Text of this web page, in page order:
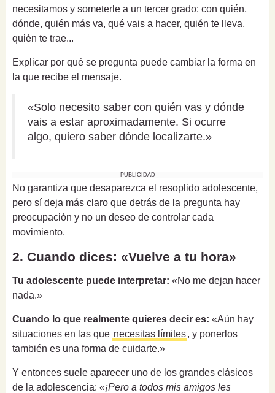
necesitamos y someterle a un tercer grado: con quién,
dónde, quién más va, qué vais a hacer, quién te lleva,
quién te trae...
Explicar por qué se pregunta puede cambiar la forma en
la que recibe el mensaje.
«Solo necesito saber con quién vas y dónde
vais a estar aproximadamente. Si ocurre
algo, quiero saber dónde localizarte.»
PUBLICIDAD
No garantiza que desaparezca el resoplido adolescente,
pero sí deja más claro que detrás de la pregunta hay
preocupación y no un deseo de controlar cada
movimiento.
2. Cuando dices: «Vuelve a tu hora»
Tu adolescente puede interpretar: «No me dejan hacer
nada.»
Cuando lo que realmente quieres decir es: «Aún hay
situaciones en las que necesitas límites, y ponerlos
también es una forma de cuidarte.»
Y entonces suele aparecer uno de los grandes clásicos
de la adolescencia: «¡Pero a todos mis amigos les